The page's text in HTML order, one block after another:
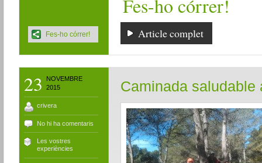
Fes-ho córrer!
Article complet
Fes-ho córrer!
23
NOVEMBRE
2015
crivera
No hi ha comentaris
Les vostres
experiències
Caminada saludable